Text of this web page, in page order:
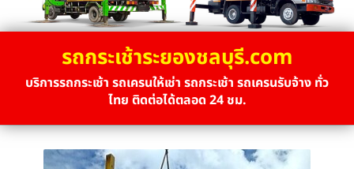
รถกระเช้าระยองชลบุรี.com
บริการรถกระเช้า รถเครนให้เช่า รถกระเช้า รถเครนรับจ้าง ทั่ว
ไทย ติดต่อได้ตลอด 24 ชม.